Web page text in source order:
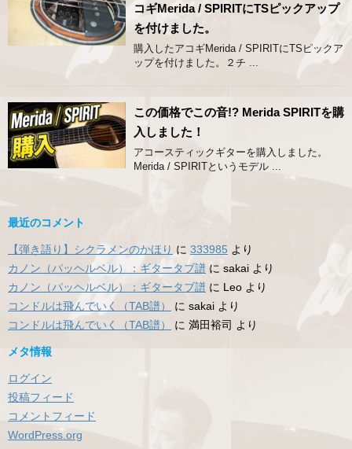
コギMerida / SPIRITにTSピックアップ
を付けました。
購入したアコギMerida / SPIRITにTSピックア
ップを付けました。２チ ...
この価格でこの音!? Merida SPIRITを購
入しました！
アコースティックギターを購入しました。
Merida / SPIRITというモデル ...
最近のコメント
【弾き語り】シクラメンのかほり に 333985 より
カノン（パッヘルベル）：ギタータブ譜 に sakai より
カノン（パッヘルベル）：ギタータブ譜 に Leo より
コンドルは飛んでいく（TAB譜）
に sakai より
コンドルは飛んでいく（TAB譜）
に 満田裕司 より
メタ情報
ログイン
投稿フィード
コメントフィード
WordPress.org